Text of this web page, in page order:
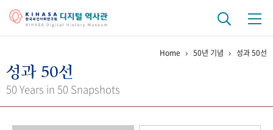
걸어온 길 기관 변천사
Home 50년 기념 성과 50선
성과 50선
50 Years in 50 Snapshots